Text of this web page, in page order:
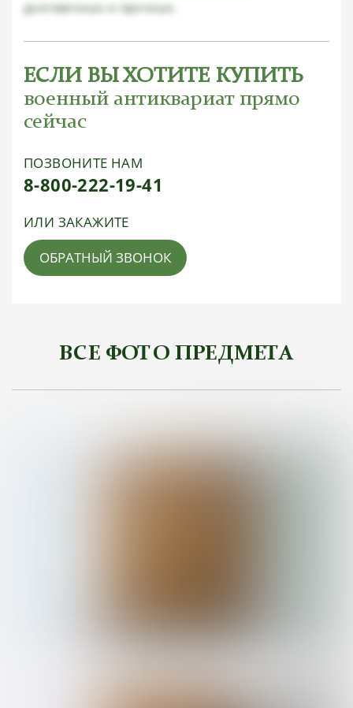
долговечных и прочных.
ЕСЛИ ВЫ ХОТИТЕ КУПИТЬ
военный антиквариат прямо
сейчас
ПОЗВОНИТЕ НАМ
8-800-222-19-41
ИЛИ ЗАКАЖИТЕ
ОБРАТНЫЙ ЗВОНОК
ВСЕ ФОТО ПРЕДМЕТА